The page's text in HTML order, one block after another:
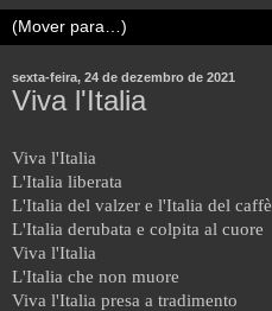
sexta-feira, 24 de dezembro de 2021
Viva l'Italia
Viva l'Italia
L'Italia liberata
L'Italia del valzer e l'Italia del caffè
L'Italia derubata e colpita al cuore
Viva l'Italia
L'Italia che non muore
Viva l'Italia presa a tradimento